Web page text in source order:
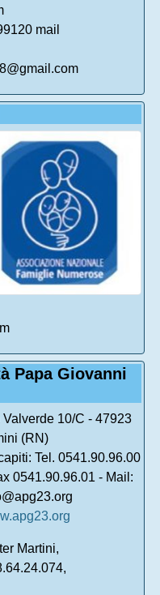
mail
Papa Giovanni
Valverde 10/C - 47923
(RN)
Tel. 0541.90.96.00
0541.90.96.01 - Mail:
Martini,